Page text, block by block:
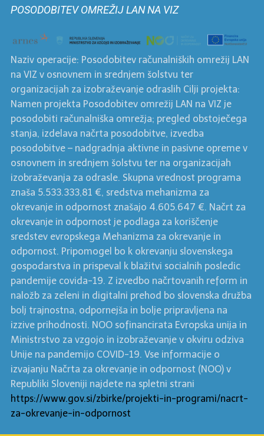
POSODOBITEV OMREŽIJ LAN NA VIZ
Naziv operacije: Posodobitev računalniških omrežij LAN
na VIZ v osnovnem in srednjem šolstvu ter
organizacijah za izobraževanje odraslih Cilji projekta:
Namen projekta Posodobitev omrežij LAN na VIZ je
posodobiti računalniška omrežja; pregled obstoječega
stanja, izdelava načrta posodobitve, izvedba
posodobitve – nadgradnja aktivne in pasivne opreme v
osnovnem in srednjem šolstvu ter na organizacijah
izobraževanja za odrasle. Skupna vrednost programa
znaša 5.533.333,81 €, sredstva mehanizma za
okrevanje in odpornost znašajo 4.605.647 €. Načrt za
okrevanje in odpornost je podlaga za koriščenje
sredstev evropskega Mehanizma za okrevanje in
odpornost. Pripomogel bo k okrevanju slovenskega
gospodarstva in prispeval k blažitvi socialnih posledic
pandemije covida-19. Z izvedbo načrtovanih reform in
naložb za zeleni in digitalni prehod bo slovenska družba
bolj trajnostna, odpornejša in bolje pripravljena na
izzive prihodnosti. NOO sofinancirata Evropska unija in
Ministrstvo za vzgojo in izobraževanje v okviru odziva
Unije na pandemijo COVID-19. Vse informacije o
izvajanju Načrta za okrevanje in odpornost (NOO) v
Republiki Sloveniji najdete na spletni strani
https://www.gov.si/zbirke/projekti-in-programi/nacrt-
za-okrevanje-in-odpornost